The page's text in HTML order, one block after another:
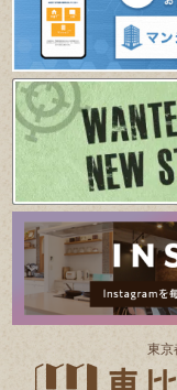
東京